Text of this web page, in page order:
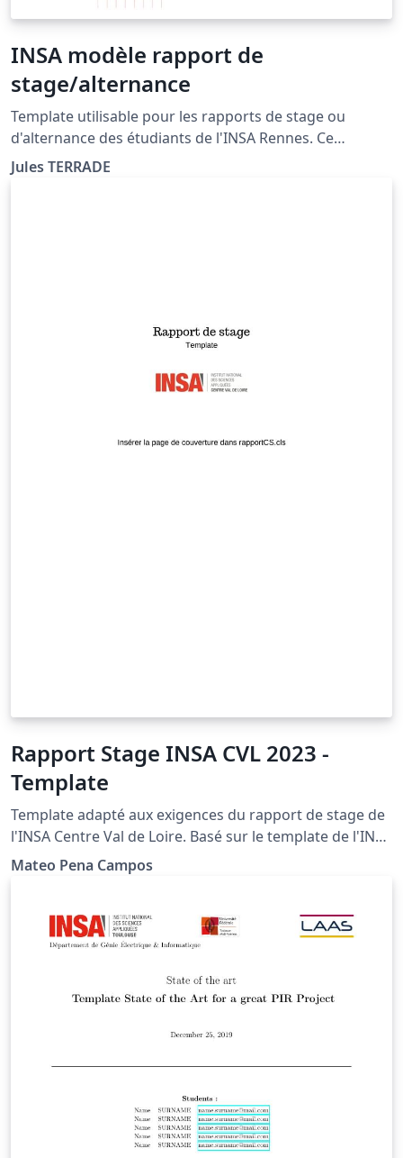
INSA modèle rapport de
stage/alternance
Template utilisable pour les rapports de stage ou
d'alternance des étudiants de l'INSA Rennes. Ce
template s'appuie sur un modèle créé par l'INSA Rennes
au format Word et respecte la chartre graphique de
Jules TERRADE
Rapport Stage INSA CVL 2023 -
Template
Template adapté aux exigences du rapport de stage de
l'INSA Centre Val de Loire. Basé sur le template de l'INSA
Rennes aussi disponible sur Overleaf Gallery.
Mateo Pena Campos